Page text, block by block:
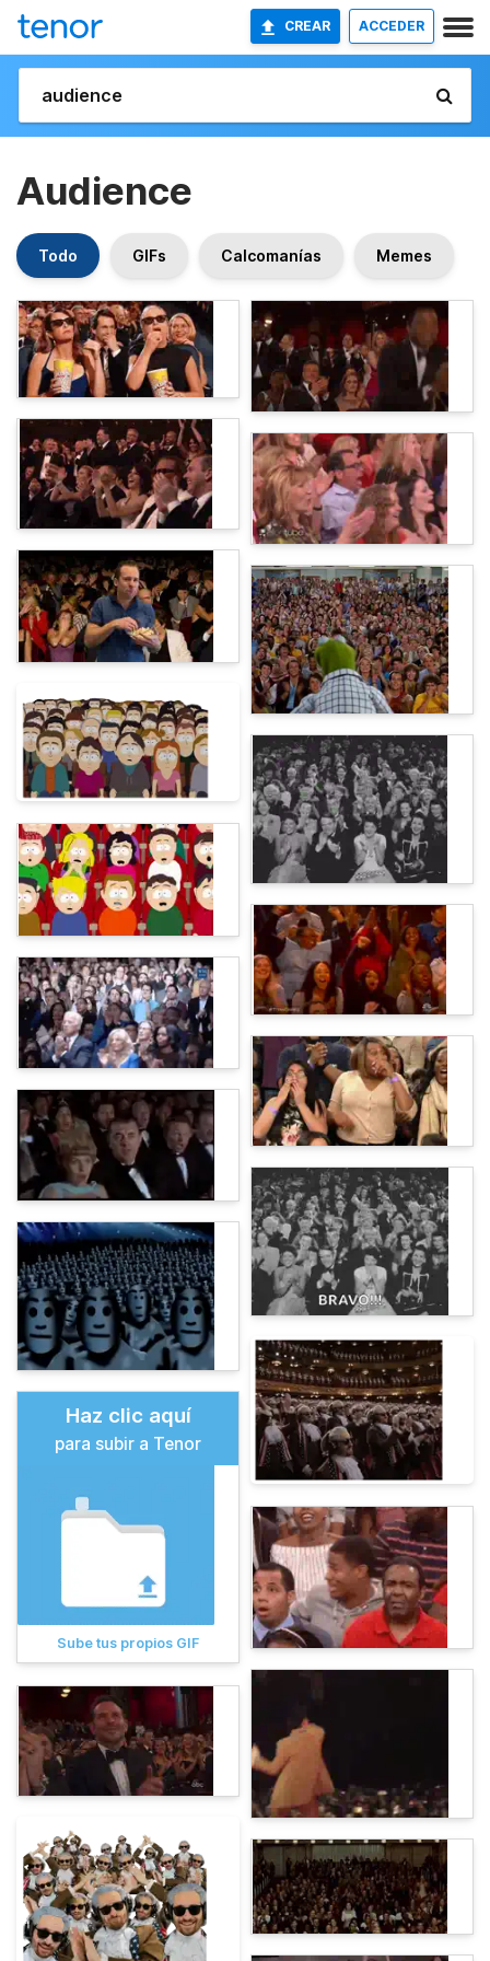
CREAR ACCEDER
Audience
Todo GIFs Calcomanías Memes
Haz clic aquí
para subir a Tenor
Sube tus propios GIF